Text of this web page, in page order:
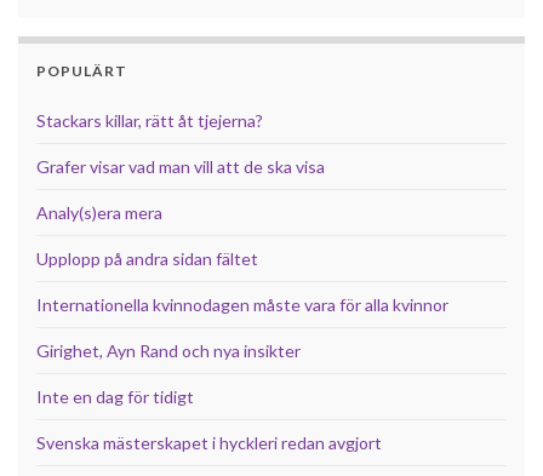
POPULÄRT
Stackars killar, rätt åt tjejerna?
Grafer visar vad man vill att de ska visa
Analy(s)era mera
Upplopp på andra sidan fältet
Internationella kvinnodagen måste vara för alla kvinnor
Girighet, Ayn Rand och nya insikter
Inte en dag för tidigt
Svenska mästerskapet i hyckleri redan avgjort